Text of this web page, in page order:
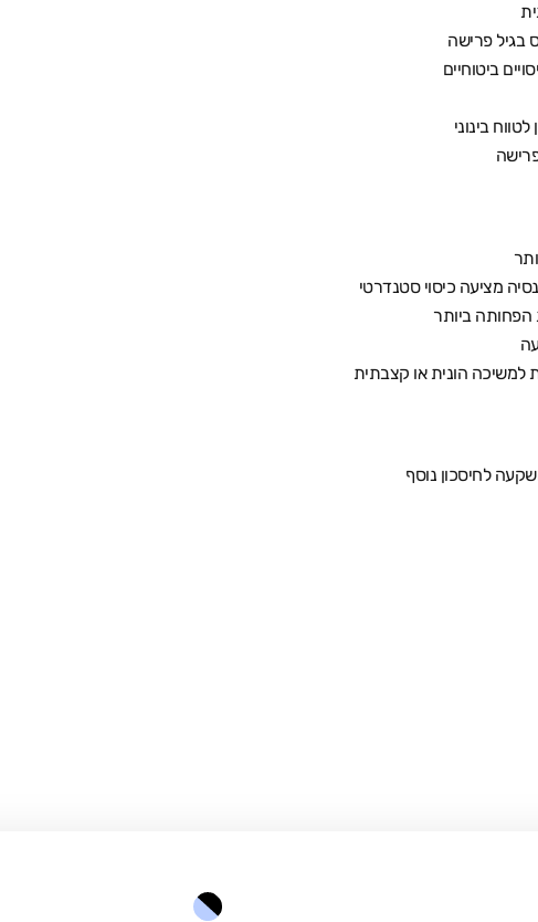
בגיל פרישה
בינוני
מציעה כיסוי סטנדרטי
הפחותה ביותר
למשיכה הונית או קצבתית
לחיסכון נוסף